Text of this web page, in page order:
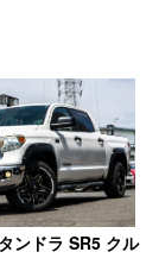
ンドラ SR5 クル